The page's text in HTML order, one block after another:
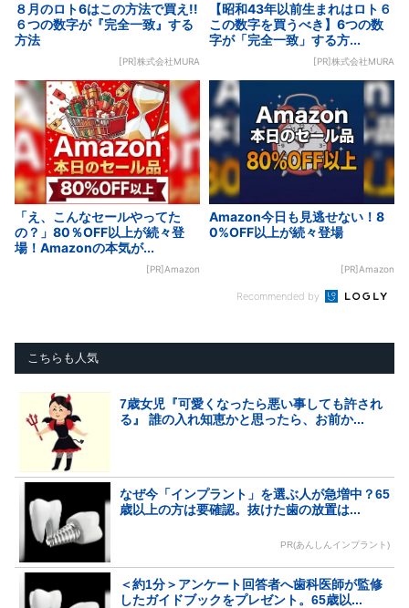
８月のロト6はこの方法で買え!!
６つの数字が『完全一致』する
方法
[PR]株式会社MURA
【昭和43年以前生まれはロト６
この数字を買うべき】6つの数
字が「完全一致」する方...
[PR]株式会社MURA
「え、こんなセールやってた
の？」80％OFF以上が続々登
場！Amazonの本気が...
[PR]Amazon
Amazon今日も見逃せない！8
0%OFF以上が続々登場
[PR]Amazon
Recommended by
こちらも人気
7歳女児『可愛くなったら悪い事しても許され
る』 誰の入れ知恵かと思ったら、お前か...
なぜ今「インプラント」を選ぶ人が急増中？65
歳以上の方は要確認。抜けた歯の放置は...
PR(あんしんインプラント)
＜約1分＞アンケート回答者へ歯科医師が監修
したガイドブックをプレゼント。65歳以...